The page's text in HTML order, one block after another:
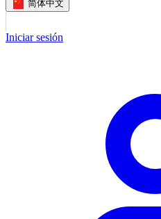
简体中文
Iniciar sesión